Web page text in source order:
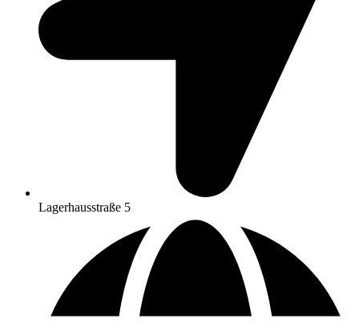
Lagerhausstraße 5